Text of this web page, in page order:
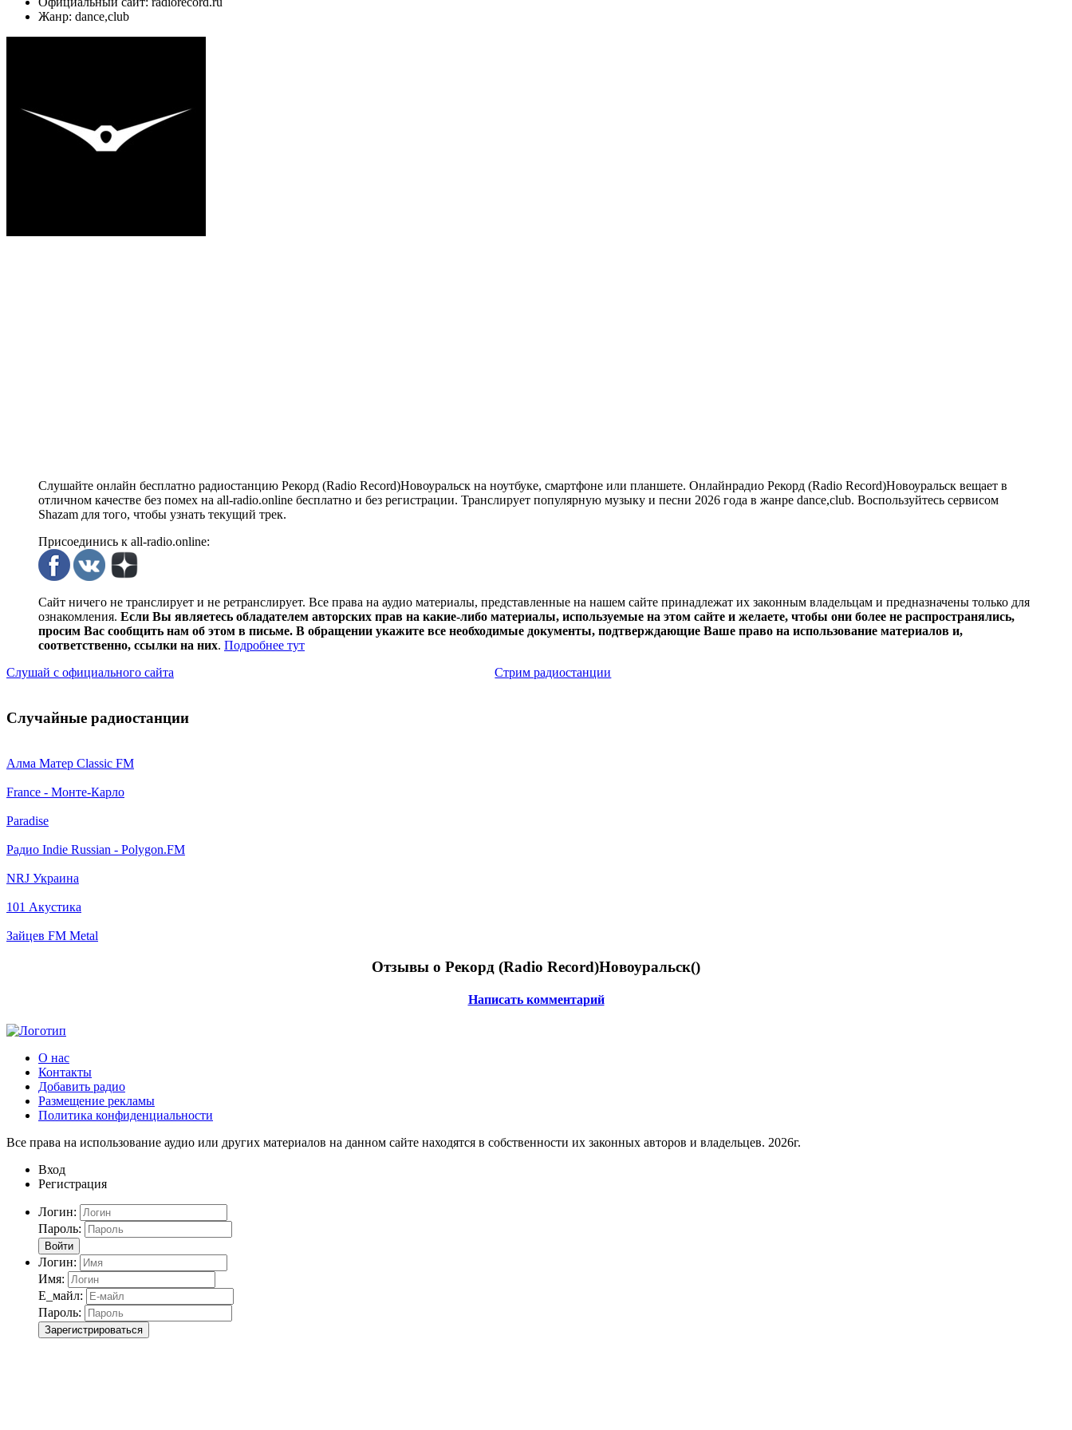
Жанр: dance,club
Слушайте онлайн бесплатно радиостанцию Рекорд (Radio Record)Новоуральск на ноутбуке, смартфоне или планшете. Онлайнрадио Рекорд (Radio Record)Новоуральск вещает в
отличном качестве без помех на all-radio.online бесплатно и без регистрации. Транслирует популярную музыку и песни 2026 года в жанре dance,club. Воспользуйтесь сервисом
Shazam для того, чтобы узнать текущий трек.
Присоединись к all-radio.online:
Сайт ничего не транслирует и не ретранслирует. Все права на аудио материалы, представленные на нашем сайте принадлежат их законным владельцам и предназначены только для
ознакомления. Если Вы являетесь обладателем авторских прав на какие-либо материалы, используемые на этом сайте и желаете, чтобы они более не распространялись,
просим Вас сообщить нам об этом в письме. В обращении укажите все необходимые документы, подтверждающие Ваше право на использование материалов и,
соответственно, ссылки на них. Подробнее тут
Слушай с официального сайта
Стрим радиостанции
Случайные радиостанции
Алма Матер Classic FM
France - Монте-Карло
Paradise
Радио Indie Russian - Polygon.FM
NRJ Украина
101 Акустика
Зайцев FM Metal
Отзывы о Рекорд (Radio Record)Новоуральск()
Написать комментарий
О нас
Контакты
Добавить радио
Размещение рекламы
Политика конфиденциальности
Все права на использование аудио или других материалов на данном сайте находятся в собственности их законных авторов и владельцев. 2026г.
Вход
Регистрация
Логин:
Пароль:
Войти
Логин:
Имя:
Е_майл:
Пароль:
Зарегистрироваться